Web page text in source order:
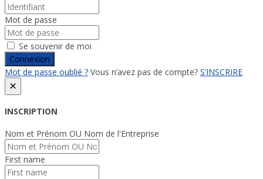
Mot de passe
Se souvenir de moi
Connexion
Mot de passe oublié ? Vous n’avez pas de compte? S’INSCRIRE
×
INSCRIPTION
Nom et Prénom OU Nom de l'Entreprise
First name